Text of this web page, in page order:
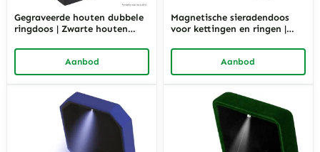
Gegraveerde houten dubbele
ringdoos | Zwarte houten
Aanbod
Magnetische sieradendoos
voor kettingen en ringen |
| Richpack
Aanbod